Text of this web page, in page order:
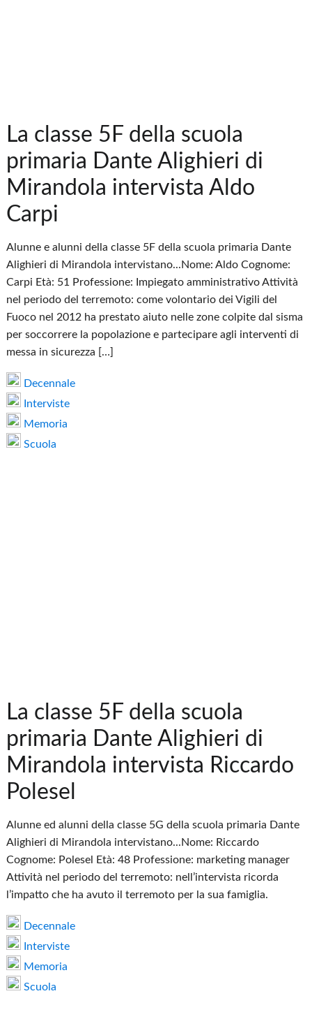
La classe 5F della scuola
primaria Dante Alighieri di
Mirandola intervista Aldo
Carpi
Alunne e alunni della classe 5F della scuola primaria Dante
Alighieri di Mirandola intervistano...Nome: Aldo Cognome:
Carpi Età: 51 Professione: Impiegato amministrativo Attività
nel periodo del terremoto: come volontario dei Vigili del
Fuoco nel 2012 ha prestato aiuto nelle zone colpite dal sisma
per soccorrere la popolazione e partecipare agli interventi di
messa in sicurezza […]
Decennale
Interviste
Memoria
Scuola
La classe 5F della scuola
primaria Dante Alighieri di
Mirandola intervista Riccardo
Polesel
Alunne ed alunni della classe 5G della scuola primaria Dante
Alighieri di Mirandola intervistano...Nome: Riccardo
Cognome: Polesel Età: 48 Professione: marketing manager
Attività nel periodo del terremoto: nell’intervista ricorda
l’impatto che ha avuto il terremoto per la sua famiglia.
Decennale
Interviste
Memoria
Scuola